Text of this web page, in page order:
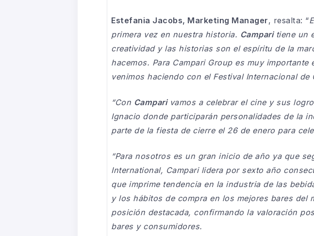
Estefania Jacobs, Marketing Manager, resalta: “
primera vez en nuestra historia. Camparitiene un
creatividad y las historias son el espíritu de la
hacemos. Para Campari Group es muy
venimos haciendo con el Festival Internacional de
“Con Camparivamos a celebrar el cine y sus
Ignacio donde participarán personalidades de la
parte de la fiesta de cierre el 26 de enero para
“Para nosotros es un gran inicio de año ya que
International, Campari lidera por sexto año
que imprime tendencia en la industria de las
y los hábitos de compra en los mejores bares del
posición destacada, confirmando la valoración
bares y consumidores.